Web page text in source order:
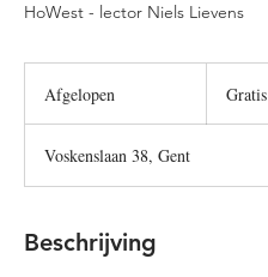
HoWest - lector Niels Lievens
Afgelopen
e
l
e
Gratis
Voskenslaan 38, Gent
Beschrijving